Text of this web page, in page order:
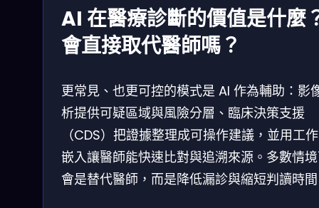
AI 在醫療診斷的價值是什麼
會直接取代醫師嗎？
更常見、也更可控的模式是 AI 作為輔助：影
析提供可疑區域與風險分層、臨床決策支援
（CDS）把證據整理成可操作建議，並用工
嵌入讓醫師能快速比對與追溯來源。多數情
會是替代醫師，而是降低漏診與縮短判讀時